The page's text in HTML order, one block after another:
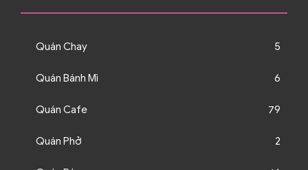
Quán Chay 5
Quán Bánh Mì 6
Quán Cafe 79
Quán Phở 2